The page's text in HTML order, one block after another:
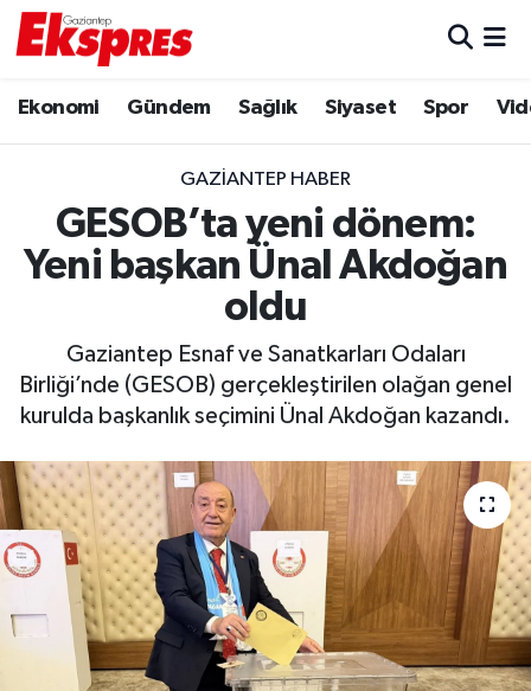
Ekonomi Gündem Sağlık Siyaset Spor
GAZIANTEP HABER
GESOB’ta yeni dönem:
Yeni başkan Ünal Akdoğan
oldu
Gaziantep Esnaf ve Sanatkarları Odaları
Birliği’nde (GESOB) gerçekleştirilen olağan genel
kurulda başkanlık seçimini Ünal Akdoğan kazandı.
Ekonomi
Gaziantep son dakika
Genel
Haberler
Magazin
Müzik
Piyasa
Trafik Durumu
Puan Durumu ve Fikstür
Tüm Manşetler
Haber Arşivi